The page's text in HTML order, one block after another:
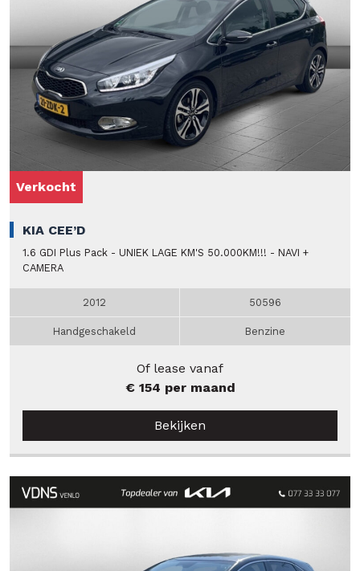
Verkocht
KIA CEE’D
1.6 GDI Plus Pack - UNIEK LAGE KM'S 50.000KM!!! - NAVI +
CAMERA
2012 50596
Handgeschakeld Benzine
Of lease vanaf
€ 154 per maand
Bekijken
Verkocht